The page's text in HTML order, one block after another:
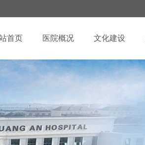
首页 医院概况 文化建设